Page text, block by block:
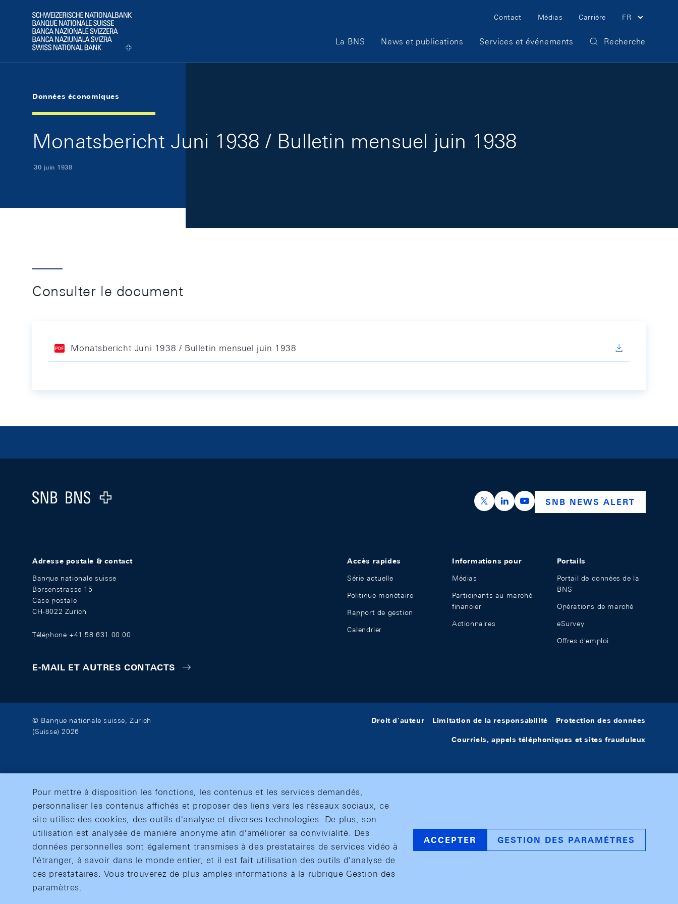
Logo
Meta Navigation
Contact Médias Carrière FR
Main Navigation
La BNS News et publications Services et événements Recherche
Données économiques
Monatsbericht Juni 1938 / Bulletin mensuel juin 1938
30 juin 1938
Consulter le document
Monatsbericht Juni 1938 / Bulletin mensuel juin 1938
Logo
https://x.com/snb_bns
https://ch.linkedin.com/company/swiss-
https://www.youtube.com/
SNB NEWS ALERT
Adresse postale & contact
Banque nationale suisse
Börsenstrasse 15
Case postale
CH-8022 Zurich
Téléphone +41 58 631 00 00
E-MAIL ET AUTRES CONTACTS
Accès rapides
Série actuelle
Politique monétaire
Rapport de gestion
Calendrier
Informations pour
Médias
Participants au marché
financier
Actionnaires
Portails
Portail de données de la
BNS
Opérations de marché
eSurvey
Offres d'emploi
© Banque nationale suisse, Zurich
(Suisse) 2026
Droit d'auteur Limitation de la responsabilité Protection des données
Courriels, appels téléphoniques et sites frauduleux
Pour mettre à disposition les fonctions, les contenus et les services demandés,
personnaliser les contenus affichés et proposer des liens vers les réseaux sociaux, ce
site utilise des cookies, des outils d'analyse et diverses technologies. De plus, son
utilisation est analysée de manière anonyme afin d'améliorer sa convivialité. Des
données personnelles sont également transmises à des prestataires de services vidéo à
l'étranger, à savoir dans le monde entier, et il est fait utilisation des outils d'analyse de
ces prestataires. Vous trouverez de plus amples informations à la rubrique Gestion des
paramètres.
ACCEPTER GESTION DES PARAMÈTRES